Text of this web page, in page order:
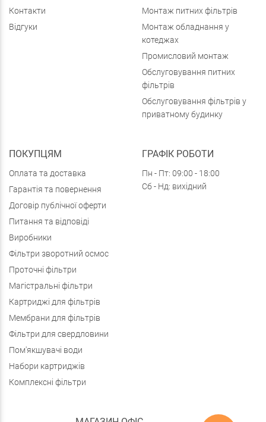
Контакти
Відгуки
Монтаж питних фільтрів
Монтаж обладнання у
котеджах
Промисловий монтаж
Обслуговування питних
фільтрів
Обслуговування фільтрів у
приватному будинку
ПОКУПЦЯМ
Оплата та доставка
Гарантія та повернення
Договір публічної оферти
Питання та відповіді
Виробники
Фільтри зворотний осмос
Проточні фільтри
Магістральні фільтри
Картриджі для фільтрів
Мембрани для фільтрів
Фільтри для свердловини
Пом'якшувачі води
Набори картриджів
Комплексні фільтри
ГРАФІК РОБОТИ
Пн - Пт: 09:00 - 18:00
Сб - Нд: вихідний